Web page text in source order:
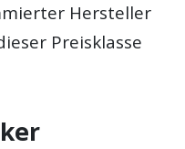
Hersteller
Preisklasse